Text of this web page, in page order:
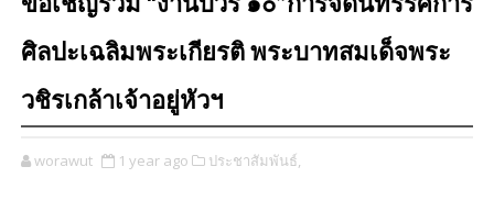
ศิลปะเฉลิมพระเกียรติ พระบาทสมเด็จพระ
วชิรเกล้าเจ้าอยู่หัวฯ
worawut 1 year ago ประชาสัมพันธ์,